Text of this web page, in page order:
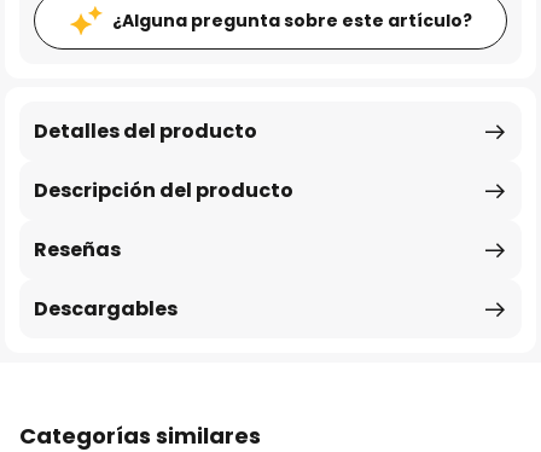
¿Alguna pregunta sobre este artículo?
Descripción del producto
Detalles del producto
Reseñas
Descargables
Categorías similares